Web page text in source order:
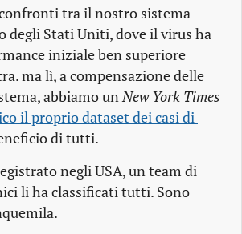
tra il nostro sistema
degli Stati Uniti, dove il virus ha
iniziale ben superiore
ma lì, a compensazione delle
abbiamo unNew York Times
il proprio dataset dei casi di
di tutti.
negli USA, un team di
li ha classificati tutti. Sono